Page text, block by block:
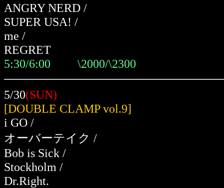
ANGRY NERD /
SUPER USA! /
me /
REGRET
5:30/6:00 \2000/\2300
5/30(SUN)
[DOUBLE CLAMP vol.9]
i GO /
オーバーテイク /
Bob is Sick /
Stockholm /
Dr.Right.